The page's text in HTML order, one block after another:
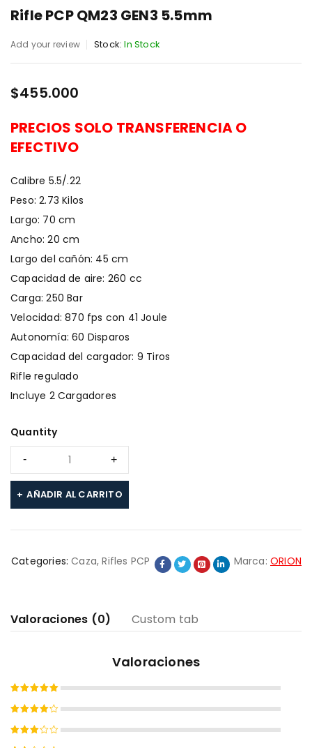
Rifle PCP QM23 GEN3 5.5mm
Add your review Stock: In Stock
$455.000
PRECIOS SOLO TRANSFERENCIA O
EFECTIVO
Calibre 5.5/.22
Peso: 2.73 Kilos
Largo: 70 cm
Ancho: 20 cm
Largo del cañón: 45 cm
Capacidad de aire: 260 cc
Carga: 250 Bar
Velocidad: 870 fps con 41 Joule
Autonomía: 60 Disparos
Capacidad del cargador: 9 Tiros
Rifle regulado
Incluye 2 Cargadores
Quantity
AÑADIR AL CARRITO
Categories: Caza,Rifles PCP Marca: ORION
Valoraciones (0) Custom tab
Valoraciones
Valorado
con
5
5
Valorado
con